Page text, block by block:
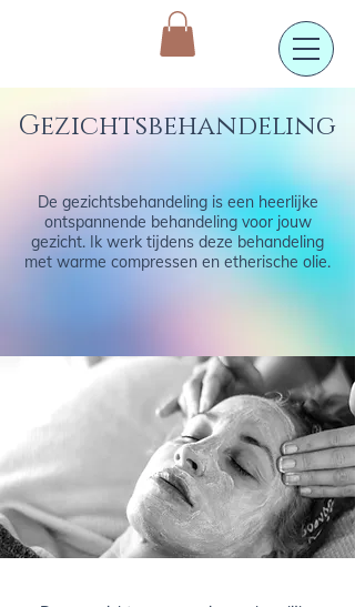
Gezichtsbehandeling
De gezichtsbehandeling is een heerlijke
ontspannende behandeling voor jouw
gezicht. Ik werk tijdens deze behandeling
met warme compressen en etherische olie.